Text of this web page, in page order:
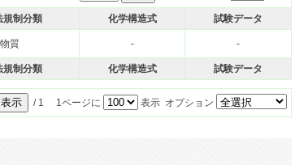
規制分類 化学構造式 試験データ
質 - -
規制分類 化学構造式 試験データ
/ 1 1ページに 表示 オプション